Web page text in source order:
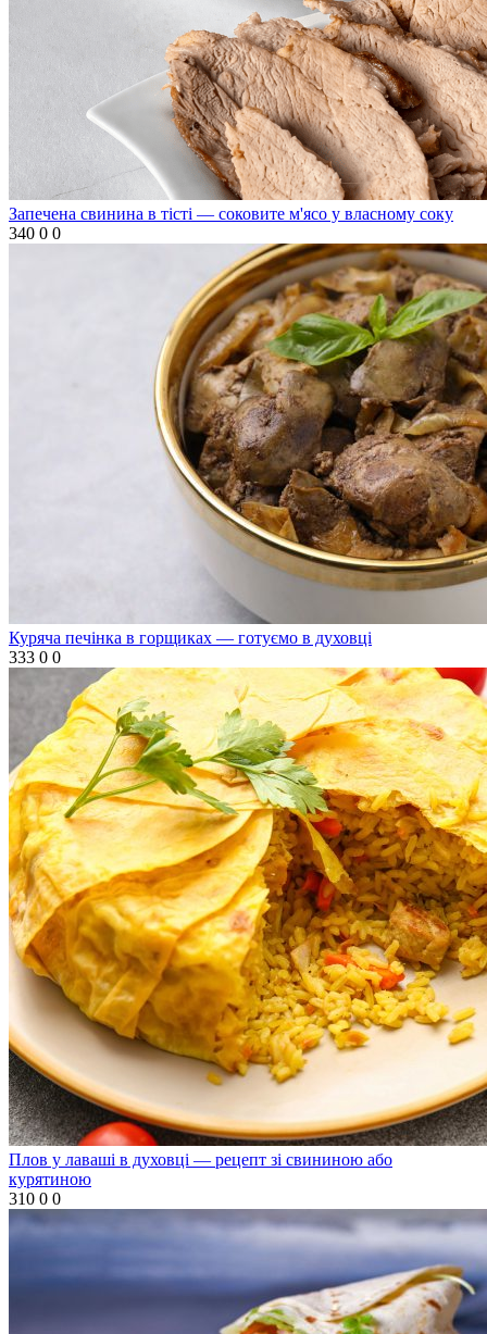
Запечена свинина в тісті — соковите м'ясо у власному соку
340 0 0
Куряча печінка в горщиках — готуємо в духовці
333 0 0
Плов у лаваші в духовці — рецепт зі свининою або
курятиною
310 0 0